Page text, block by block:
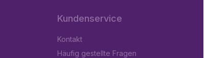
Kundenservice
Kontakt
Häufig gestellte Fragen